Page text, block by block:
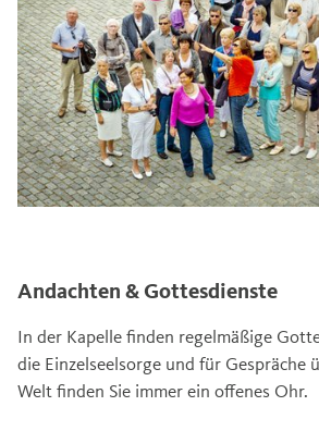
Andachten & Gottesdienste
In der Kapelle finden regelmäßige
die Einzelseelsorge und für Gespräche
Welt finden Sie immer ein offenes Ohr.